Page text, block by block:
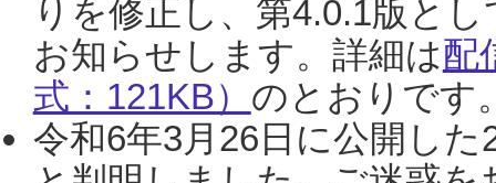
りを修正し、第4.0.1版と
お知らせします。詳細は配
式：121KB） のとおりです
令和6年3月26日に公開し